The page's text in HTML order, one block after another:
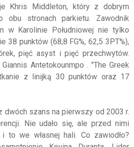
Khris Middleton, który z dobrym
obu stronach parkietu. Zawodnik
w Karolinie Południowej nie tylko
38 punktów (68,8 FG%, 62,5 3PT%),
pięć asyst i pięć przechwytów.
Antetokounmpo . "The Greek
z linijką 30 punktów oraz 17
dwóch szans na pierwszy od 2003 r.
Nie udało się, ale przed nimi
to we własnej hali. Co zawiodło?